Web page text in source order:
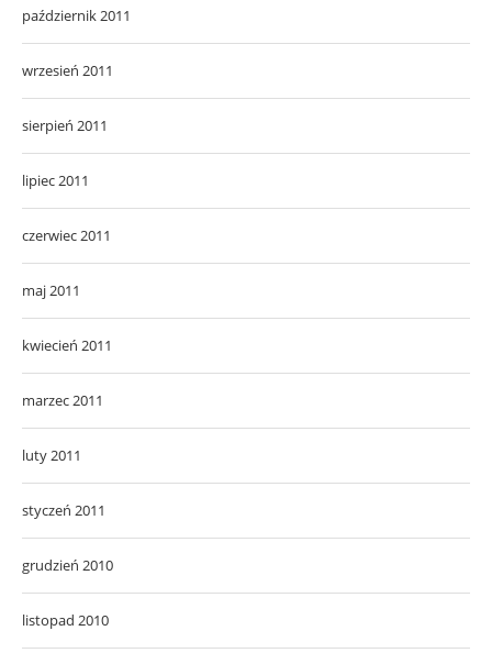
październik 2011
wrzesień 2011
sierpień 2011
lipiec 2011
czerwiec 2011
maj 2011
kwiecień 2011
marzec 2011
luty 2011
styczeń 2011
grudzień 2010
listopad 2010